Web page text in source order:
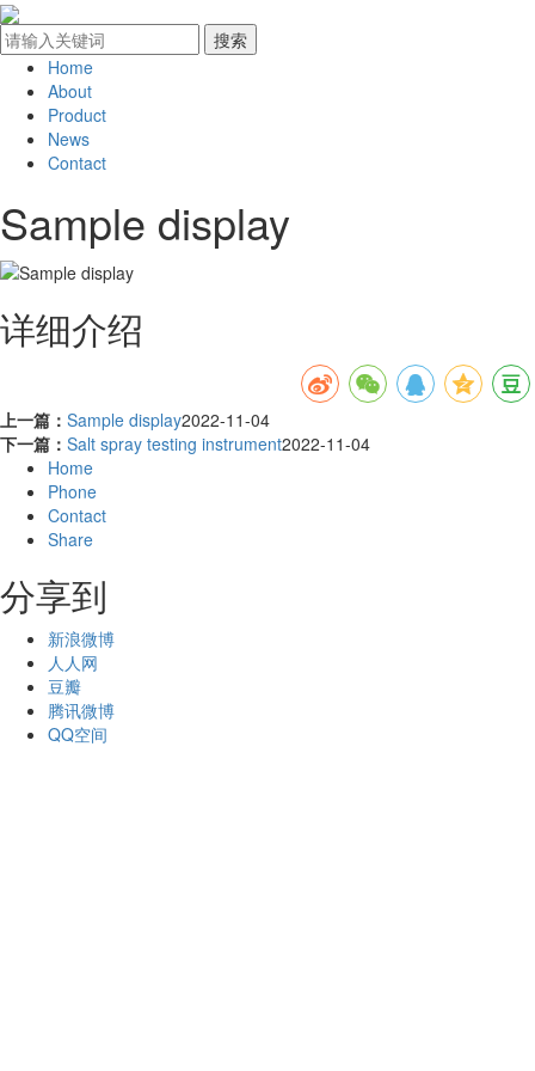
Home
About
Product
News
Contact
Sample display
详细介绍
上一篇： Sample display2022-11-04
下一篇： Salt spray testing instrument2022-11-04
Home
Phone
Contact
Share
分享到
新浪微博
人人网
豆瓣
腾讯微博
QQ空间